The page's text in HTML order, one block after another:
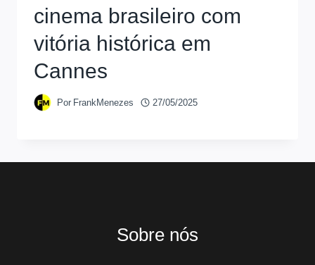
cinema brasileiro com
vitória histórica em
Cannes
Por FrankMenezes 27/05/2025
Sobre nós